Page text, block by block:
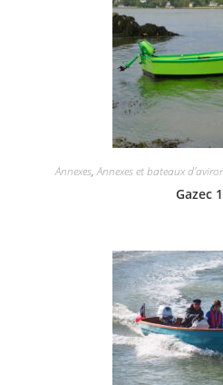
Annexes,Annexes et bateaux
Gazec